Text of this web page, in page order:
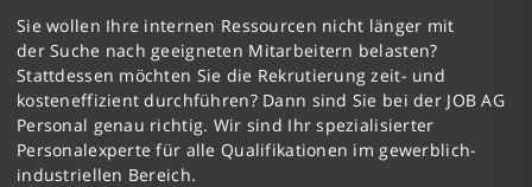
Sie wollen Ihre internen Ressourcen nicht länger mit
der Suche nach geeigneten Mitarbeitern belasten?
Stattdessen möchten Sie die Rekrutierung zeit- und
kosteneffizient durchführen? Dann sind Sie bei der JOB AG
Personal genau richtig. Wir sind Ihr spezialisierter
Personalexperte für alle Qualifikationen im gewerblich-
industriellen Bereich.